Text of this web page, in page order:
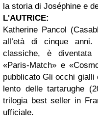
la storia di Joséphine e
L'AUTRICE:
Katherine Pancol
all’età di cinque anni.
classiche, è diventata
«Paris-Match» e
pubblicato Gli occhi
lento delle tartarughe
trilogia best seller in
ufficiale.